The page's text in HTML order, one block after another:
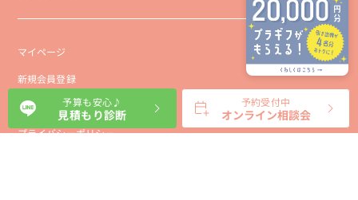
マイページ
新規会員登録
会社概要
プライバシーポリシー
予算も安心♪
見積もり診断
予約受付中
オンライン相談会